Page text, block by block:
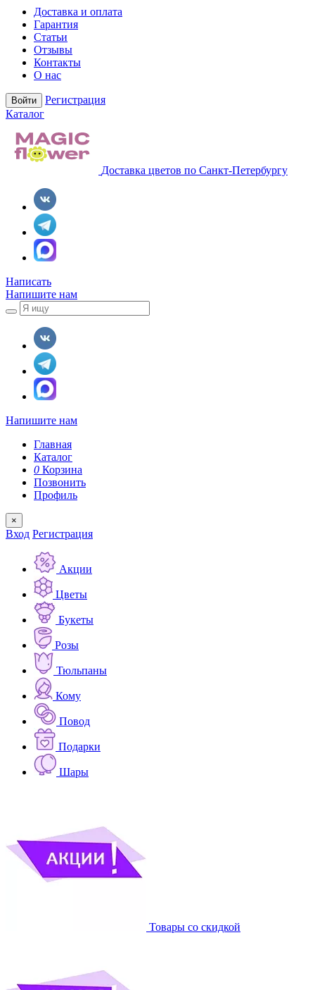
Доставка и оплата
Гарантия
Статьи
Отзывы
Контакты
О нас
Войти
Регистрация
Каталог
Доставка цветов по Санкт-Петербургу
Написать
Напишите нам
Напишите нам
Главная
Каталог
0 Корзина
Позвонить
Профиль
×
Вход Регистрация
Акции
Цветы
Букеты
Розы
Тюльпаны
Кому
Повод
Подарки
Шары
Товары со скидкой